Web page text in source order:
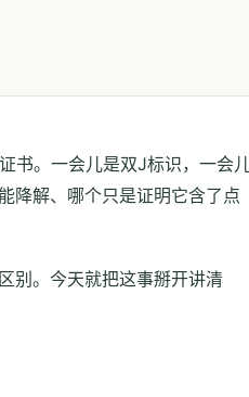
书。一会儿是双J标识，一会
降解、哪个只是证明它含了点
别。今天就把这事掰开讲清